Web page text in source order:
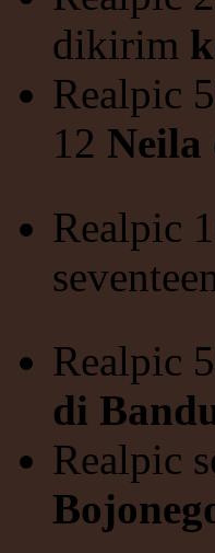
dikirim
Realpic
12
Realpic
Realpic
di
Realpic